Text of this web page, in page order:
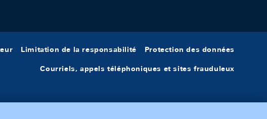
Limitation de la responsabilité Protection des données
Courriels, appels téléphoniques et sites frauduleux